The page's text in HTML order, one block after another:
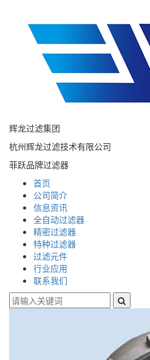
辉龙过滤集团
杭州辉龙过滤技术有限公司
菲跃品牌过滤器
首页
公司简介
信息资讯
全自动过滤器
精密过滤器
特种过滤器
过滤元件
行业应用
联系我们